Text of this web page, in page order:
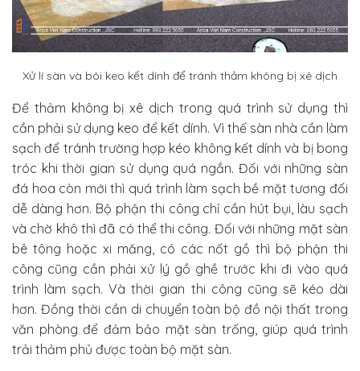
Xử lí sàn và bôi keo kết dính để tránh thảm không bị xê dịch
Để thảm không bị xê dịch trong quá trình sử dụng thì
cần phải sử dụng keo để kết dính. Vì thế sàn nhà cần làm
sạch để tránh trường hợp kéo không kết dính và bị bong
tróc khi thời gian sử dụng quá ngắn. Đối với những sàn
đá hoa còn mới thì quá trình làm sạch bề mặt tương đối
dễ dàng hơn. Bộ phận thi công chỉ cần hút bụi, làu sạch
và chờ khô thì đã có thể thi công. Đối với những mặt sàn
bê tông hoặc xi măng, có các nốt gồ thì bộ phận thi
công cũng cần phải xử lý gồ ghề trước khi đi vào quá
trình làm sạch. Và thời gian thi công cũng sẽ kéo dài
hơn. Đồng thời cần di chuyển toàn bộ đồ nội thất trong
văn phòng để đảm bảo mặt sàn trống, giúp quá trình
trải thảm phủ được toàn bộ mặt sàn.